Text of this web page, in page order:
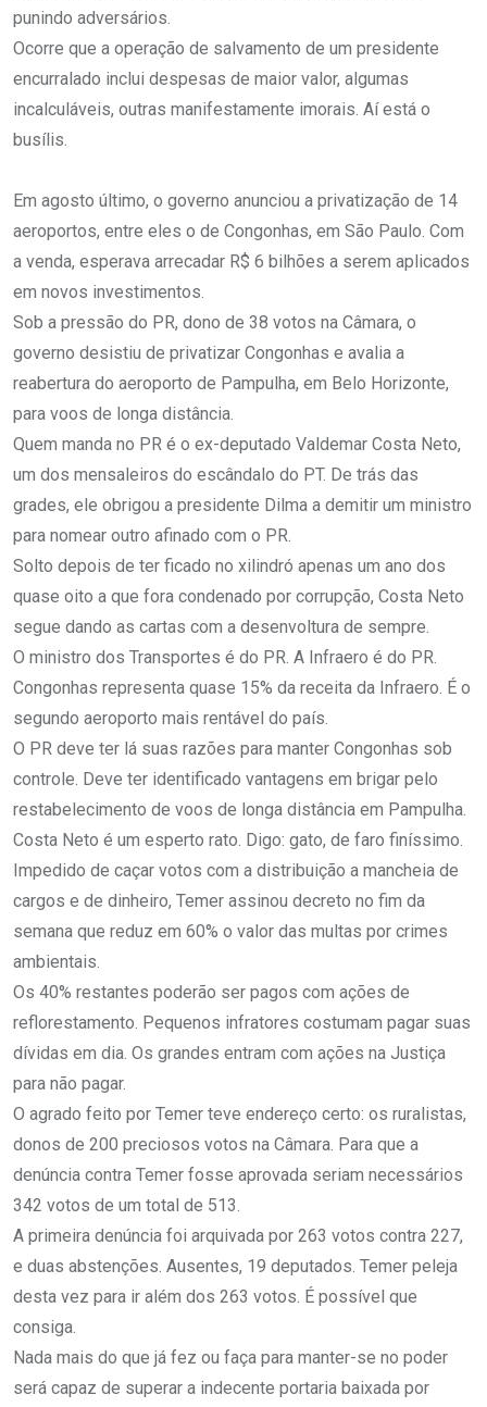
punindo adversários.
Ocorre que a operação de salvamento de um presidente
encurralado inclui despesas de maior valor, algumas
incalculáveis, outras manifestamente imorais. Aí está o
busílis.
Em agosto último, o governo anunciou a privatização de 14
aeroportos, entre eles o de Congonhas, em São Paulo. Com
a venda, esperava arrecadar R$ 6 bilhões a serem aplicados
em novos investimentos.
Sob a pressão do PR, dono de 38 votos na Câmara, o
governo desistiu de privatizar Congonhas e avalia a
reabertura do aeroporto de Pampulha, em Belo Horizonte,
para voos de longa distância.
Quem manda no PR é o ex-deputado Valdemar Costa Neto,
um dos mensaleiros do escândalo do PT. De trás das
grades, ele obrigou a presidente Dilma a demitir um ministro
para nomear outro afinado com o PR.
Solto depois de ter ficado no xilindró apenas um ano dos
quase oito a que fora condenado por corrupção, Costa Neto
segue dando as cartas com a desenvoltura de sempre.
O ministro dos Transportes é do PR. A Infraero é do PR.
Congonhas representa quase 15% da receita da Infraero. É o
segundo aeroporto mais rentável do país.
O PR deve ter lá suas razões para manter Congonhas sob
controle. Deve ter identificado vantagens em brigar pelo
restabelecimento de voos de longa distância em Pampulha.
Costa Neto é um esperto rato. Digo: gato, de faro finíssimo.
Impedido de caçar votos com a distribuição a mancheia de
cargos e de dinheiro, Temer assinou decreto no fim da
semana que reduz em 60% o valor das multas por crimes
ambientais.
Os 40% restantes poderão ser pagos com ações de
reflorestamento. Pequenos infratores costumam pagar suas
dívidas em dia. Os grandes entram com ações na Justiça
para não pagar.
O agrado feito por Temer teve endereço certo: os ruralistas,
donos de 200 preciosos votos na Câmara. Para que a
denúncia contra Temer fosse aprovada seriam necessários
342 votos de um total de 513.
A primeira denúncia foi arquivada por 263 votos contra 227,
e duas abstenções. Ausentes, 19 deputados. Temer peleja
desta vez para ir além dos 263 votos. É possível que
consiga.
Nada mais do que já fez ou faça para manter-se no poder
será capaz de superar a indecente portaria baixada por